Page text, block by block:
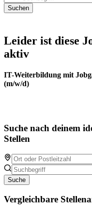
Leider ist diese
aktiv
IT-Weiterbildung mit
(m/w/d)
Suche nach deinem
Stellen
Suche
Vergleichbare